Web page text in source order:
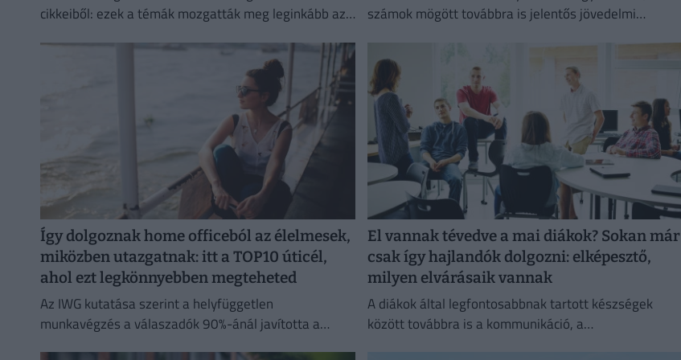
cikkeiből: ezek a témák mozgatták meg leginkább az
számok mögött továbbra is jelentős jövedelmi
Így dolgoznak home officeból az élelmesek,
miközben utazgatnak: itt a TOP10 úticél,
ahol ezt legkönnyebben megteheted
Az IWG kutatása szerint a helyfüggetlen
munkavégzés a válaszadók 90%-ánál javította a
El vannak tévedve a mai diákok? Sokan már
csak így hajlandók dolgozni: elképesztő,
milyen elvárásaik vannak
A diákok által legfontosabbnak tartott készségek
között továbbra is a kommunikáció, a